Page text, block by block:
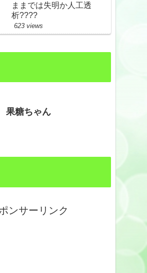
ままでは失明か人工透
析????
623 views
果糖ちゃん
ンサーリンク